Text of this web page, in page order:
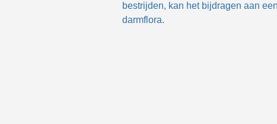
bestrijden, kan het bijdragen aan
darmflora.